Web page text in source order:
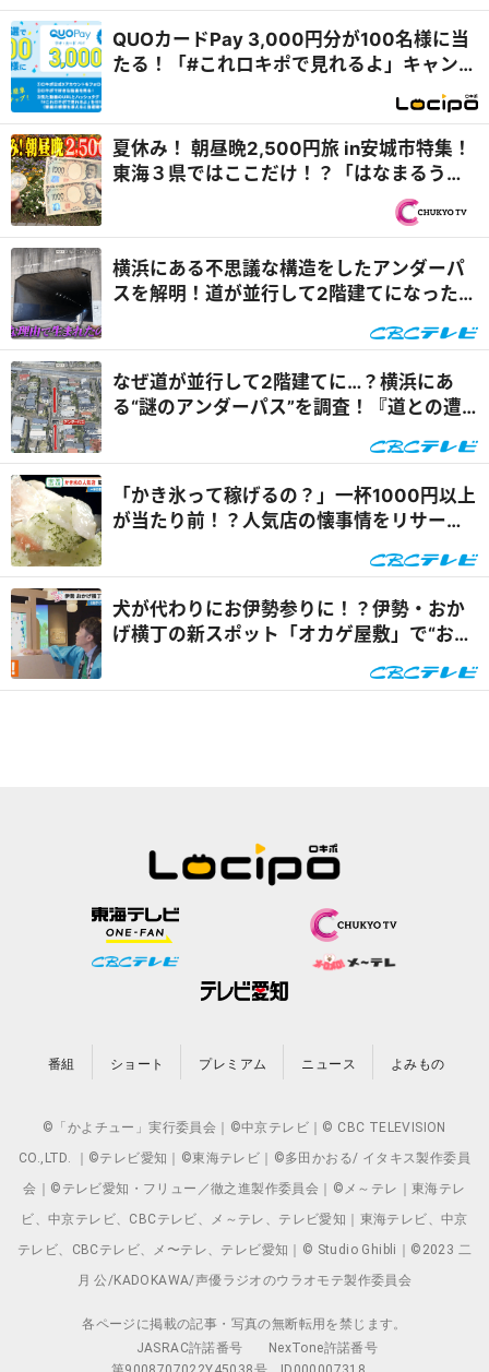
QUOカードPay 3,000円分が100名様に当
たる！「#これロキポで見れるよ」キャンペ
夏休み！ 朝昼晩2,500円旅 in安城市特集！
東海３県ではここだけ！？「はなまるうど
横浜にある不思議な構造をしたアンダーパ
スを解明！道が並行して2階建てになったワ
なぜ道が並行して2階建てに…？横浜にあ
る“謎のアンダーパス”を調査！『道との遭
「かき氷って稼げるの？」一杯1000円以上
が当たり前！？人気店の懐事情をリサーチ
犬が代わりにお伊勢参りに！？伊勢・おか
げ横丁の新スポット「オカゲ屋敷」で“おか
番組 ショート プレミアム ニュース よみもの
©「かよチュー」実行委員会｜©中京テレビ｜© CBC TELEVISION
CO.,LTD. ｜©テレビ愛知｜©東海テレビ｜©多田かおる/ イタキス製作委員
会｜©テレビ愛知・フリュー／徹之進製作委員会｜©メ～テレ｜東海テレ
ビ、中京テレビ、CBCテレビ、メ～テレ、テレビ愛知｜東海テレビ、中京
テレビ、CBCテレビ、メ〜テレ、テレビ愛知｜© Studio Ghibli｜©2023 二
月 公/KADOKAWA/声優ラジオのウラオモテ製作委員会
各ページに掲載の記事・写真の無断転用を禁じます。
JASRAC許諾番号
NexTone許諾番号